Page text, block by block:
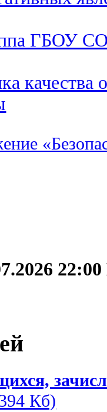
ГБОУ
качества
.2026 22:00
Кб)